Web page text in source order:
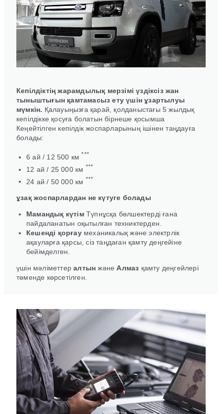
Кепілдіктің жарамдылық мерзімі үздіксіз жан
тыныштығын қамтамасыз ету үшін ұзартылуы
мүмкін. Қалауыңызға қарай, қолданыстағы 5 жылдық
кепілдікке қосуға болатын бірнеше қосымша
Кеңейтілген кепілдік жоспарларының ішінен таңдауға
болады:
6 ай / 12 500 км ***
12 ай / 25 000 км ***
24 ай / 50 000 км ***
ұзақ жоспарлардан не күтуге болады
Мамандық күтімТүпнұсқа бөлшектерді ғана
пайдаланатын оқытылған техниктерден.
Кешенді қорғаумеханикалық және электрлік
ақауларға қарсы, сіз таңдаған қамту деңгейіне
бейімделген.
үшін мәліметтералтын жәнеАлмаз қамту деңгейлері
төменде көрсетілген.